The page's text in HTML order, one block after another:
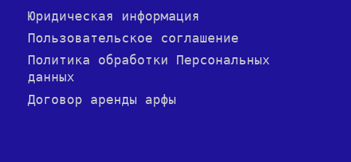
Юридическая информация
Пользовательское соглашение
Политика обработки Персональных
данных
Договор аренды арфы